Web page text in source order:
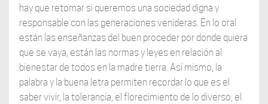
hay que retomar si queremos una sociedad digna y
responsable con las generaciones venideras. En lo oral
están las enseñanzas del buen proceder por donde quiera
que se vaya, están las normas y leyes en relación al
bienestar de todos en la madre tierra. Así mismo, la
palabra y la buena letra permiten recordar lo que es el
saber vivir, la tolerancia, el florecimiento de lo diverso, el